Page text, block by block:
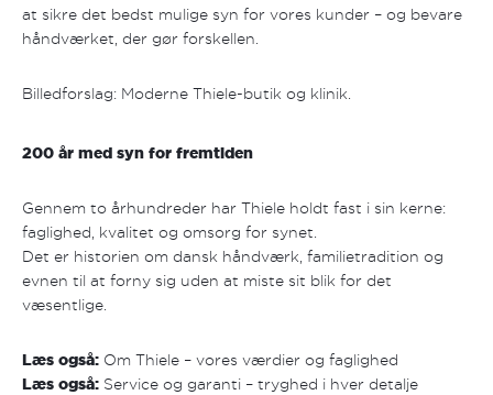
at sikre det bedst mulige syn for vores kunder – og bevare
håndværket, der gør forskellen.
Billedforslag: Moderne Thiele-butik og klinik.
200 år med syn for fremtiden
Gennem to århundreder har Thiele holdt fast i sin kerne:
faglighed, kvalitet og omsorg for synet.
Det er historien om dansk håndværk, familietradition og
evnen til at forny sig uden at miste sit blik for det
væsentlige.
Læs også: Om Thiele – vores værdier og faglighed
Læs også: Service og garanti – tryghed i hver detalje